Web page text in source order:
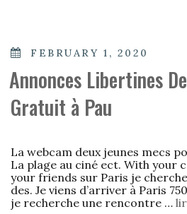
POSTED
FEBRUARY 1, 2020
Annonces Libertines
Gratuit à Pau
La webcam deux jeunes mecs
La plage au ciné ect. With your
your friends sur Paris je
des. Je viens d’arriver à Paris
je recherche une rencontre …